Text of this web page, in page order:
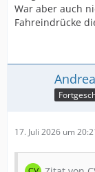
War aber auch
Fahreindrücke
17. Juli 2026 um